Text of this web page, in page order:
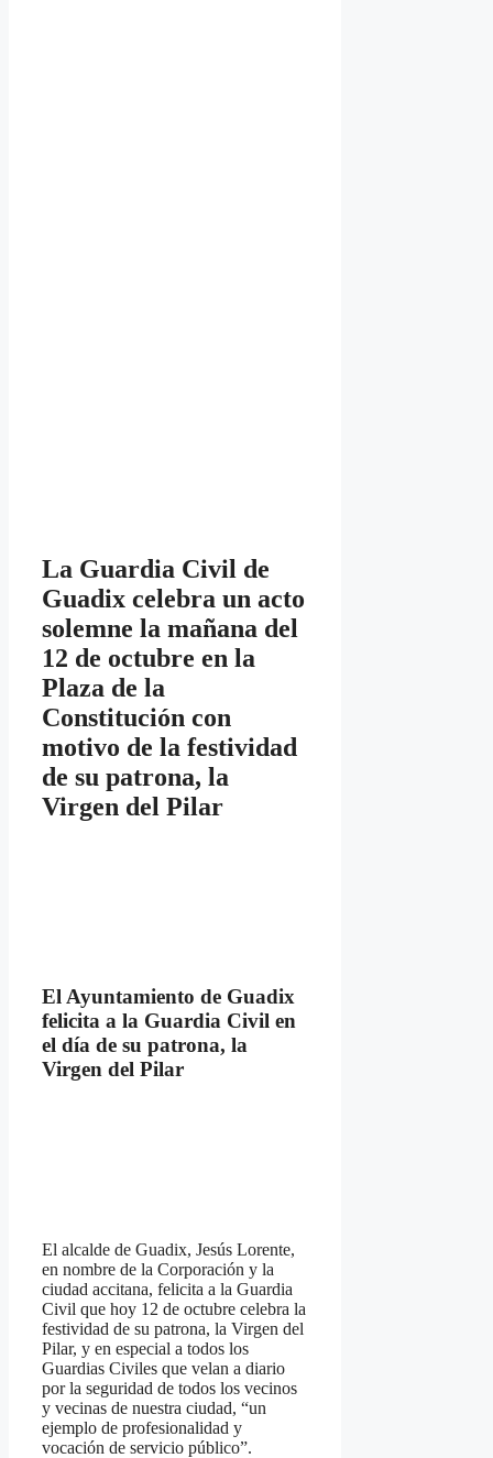
La Guardia Civil de
Guadix celebra un acto
solemne la mañana del
12 de octubre en la
Plaza de la
Constitución con
motivo de la festividad
de su patrona, la
Virgen del Pilar
El Ayuntamiento de Guadix
felicita a la Guardia Civil en
el día de su patrona, la
Virgen del Pilar
El alcalde de Guadix, Jesús Lorente,
en nombre de la Corporación y la
ciudad accitana, felicita a la Guardia
Civil que hoy 12 de octubre celebra la
festividad de su patrona, la Virgen del
Pilar, y en especial a todos los
Guardias Civiles que velan a diario
por la seguridad de todos los vecinos
y vecinas de nuestra ciudad, “un
ejemplo de profesionalidad y
vocación de servicio público”.